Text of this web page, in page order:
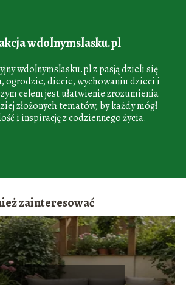
wdolnymslasku.pl
wdolnymslasku.pl z pasją dzieli się
ogrodzie, diecie, wychowaniu dzieci i
celem jest ułatwienie zrozumienia
złożonych tematów, by każdy mógł
i inspirację z codziennego życia.
zainteresować